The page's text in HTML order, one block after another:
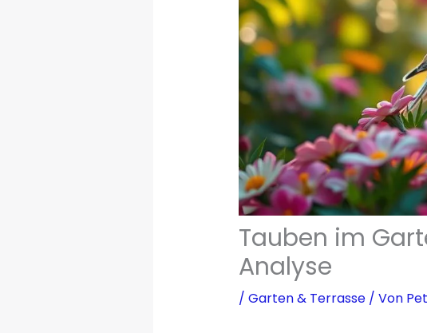
Tauben im
Analyse
/ Garten & Terrasse/ Von